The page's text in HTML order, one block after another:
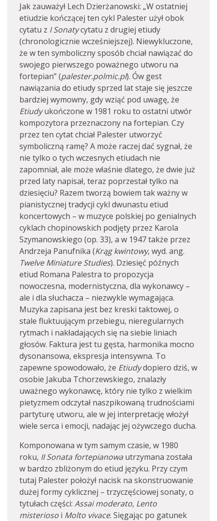
Jak zauważył Lech Dzierżanowski: „W ostatniej
etiudzie kończącej ten cykl Palester użył obok
cytatu z I Sonatycytatu z drugiej etiudy
(chronologicznie wcześniejszej). Niewykluczone,
że w ten symboliczny sposób chciał nawiązać do
swojego pierwszego poważnego utworu na
fortepian” (palester.polmic.pl). Ów gest
nawiązania do etiudy sprzed lat staje się jeszcze
bardziej wymowny, gdy wziąć pod uwagę, że
Etiudyukończone w 1981 roku to ostatni utwór
kompozytora przeznaczony na fortepian. Czy
przez ten cytat chciał Palester utworzyć
symboliczną ramę? A może raczej dać sygnał, że
nie tylko o tych wczesnych etiudach nie
zapomniał, ale może właśnie dlatego, że dwie już
przed laty napisał, teraz poprzestał tylko na
dziesięciu? Razem tworzą bowiem tak ważny w
pianistycznej tradycji cykl dwunastu etiud
koncertowych – w muzyce polskiej po genialnych
cyklach chopinowskich podjęty przez Karola
Szymanowskiego (op. 33), a w 1947 także przez
Andrzeja Panufnika (Krąg kwintowy, wyd. ang.
Twelve Miniature Studies). Dziesięć późnych
etiud Romana Palestra to propozycja
nowoczesna, modernistyczna, dla wykonawcy –
ale i dla słuchacza – niezwykle wymagająca.
Muzyka zapisana jest bez kreski taktowej, o
stale fluktuującym przebiegu, nieregularnych
rytmach i nakładających się na siebie liniach
głosów. Faktura jest tu gęsta, harmonika mocno
dysonansowa, ekspresja intensywna. To
zapewne spowodowało, że Etiudydopiero dziś, w
osobie Jakuba Tchorzewskiego, znalazły
uważnego wykonawcę, który nie tylko z wielkim
pietyzmem odczytał naszpikowaną trudnościami
partyturę utworu, ale w jej interpretację włożył
wiele serca i emocji, nadając jej ożywczego ducha.
Komponowana w tym samym czasie, w 1980
roku, II Sonata fortepianowa utrzymana została
w bardzo zbliżonym do etiud języku. Przy czym
tutaj Palester położył nacisk na skonstruowanie
dużej formy cyklicznej – trzyczęściowej sonaty, o
tytułach części: Assai moderato, Lento
misterioso i Molto vivace. Sięgając po gatunek